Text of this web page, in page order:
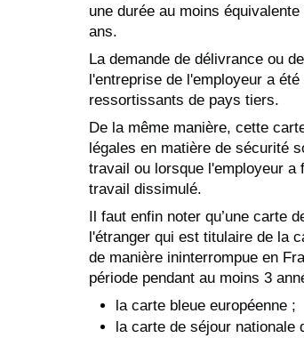
une durée au moins
ans.
La demande de délivrance ou
l'entreprise de l'employeur a
ressortissants de pays tiers.
De la même manière, cette
légales en matière de sécurité
travail ou lorsque l'employeur a
travail dissimulé.
Il faut enfin noter qu’une carte
l'étranger qui est titulaire de la
de manière ininterrompue en
période pendant au moins 3
la carte bleue européenne ;
la carte de séjour nationale